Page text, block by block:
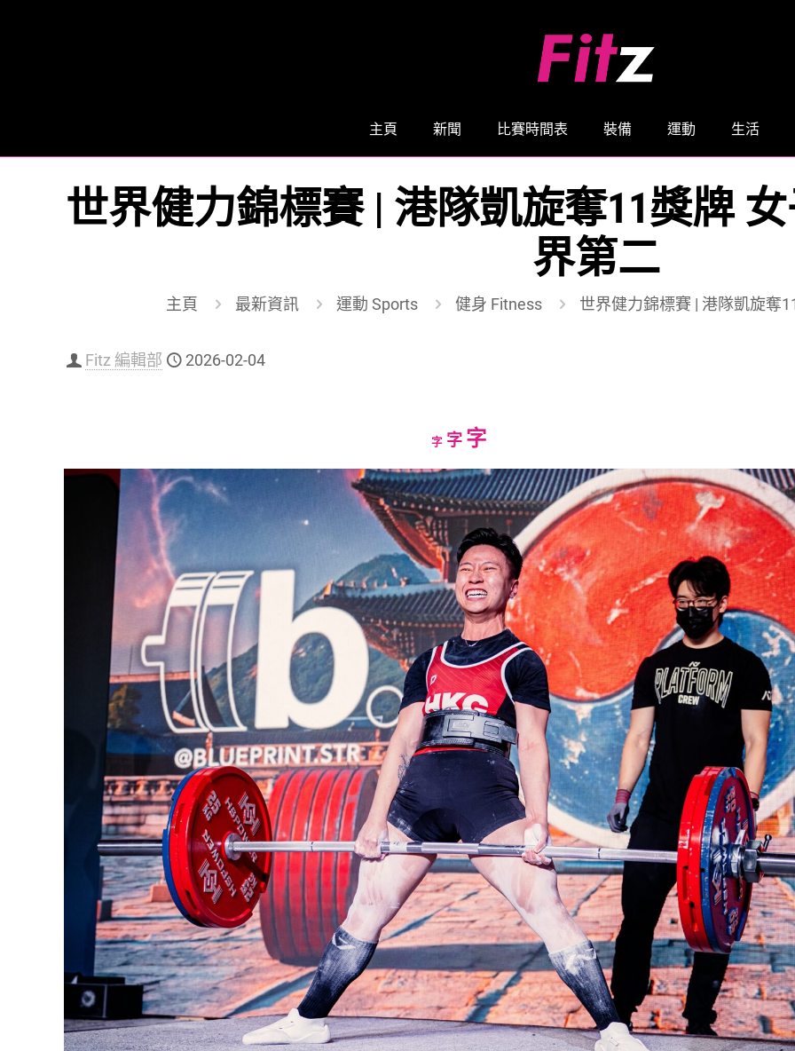
主頁 新聞 比賽時間表 裝備 運動 生活
世界健力錦標賽 | 港隊凱旋奪11獎牌
界第二
主頁 最新資訊 運動 Sports 健身 Fitness 世界健力錦標賽 | 港隊凱旋奪
Fitz 編輯部 2026-02-04
字Decrease
size.
字Reset
size.
字Increase
font
size.